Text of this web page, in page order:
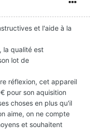
et l'aide à la
la qualité est
lot de
réflexion, cet appareil
pour son aquisition
choses en plus qu'il
aime, on ne compte
et souhaitent